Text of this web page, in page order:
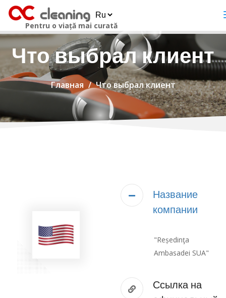
Pentru o viață mai curată
Что выбрал клиент
Главная Что выбрал клиент
Название
компании
"Reședinţa
Ambasadei SUA"
Ссылка на